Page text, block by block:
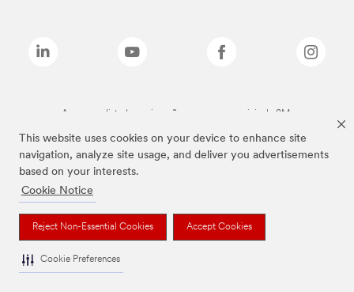
This website uses cookies on your device to enhance site
navigation, analyze site usage, and deliver you advertisements
based on your interests.
Cookie Notice
Reject Non-Essential Cookies Accept Cookies
Cookie Preferences
As marcas listadas a cima são marcas comerciais da 3M.